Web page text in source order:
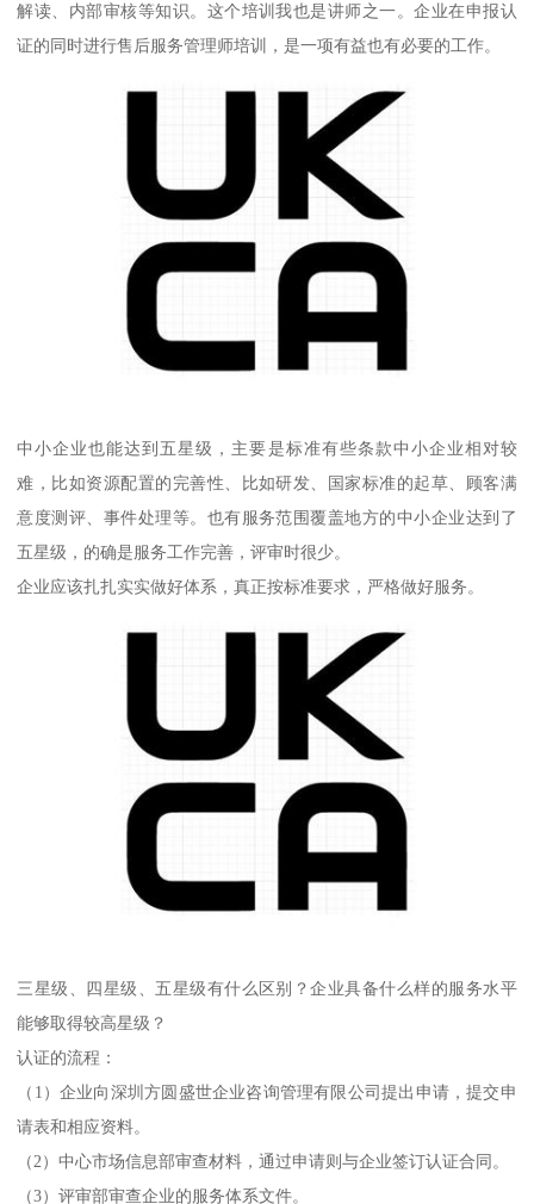
解读、内部审核等知识。这个培训我也是讲师之一。企业在申报认
证的同时进行售后服务管理师培训，是一项有益也有必要的工作。
中小企业也能达到五星级，主要是标准有些条款中小企业相对较
难，比如资源配置的完善性、比如研发、国家标准的起草、顾客满
意度测评、事件处理等。也有服务范围覆盖地方的中小企业达到了
五星级，的确是服务工作完善，评审时很少。
企业应该扎扎实实做好体系，真正按标准要求，严格做好服务。
三星级、四星级、五星级有什么区别？企业具备什么样的服务水平
能够取得较高星级？
认证的流程：
（1）企业向深圳方圆盛世企业咨询管理有限公司提出申请，提交申
请表和相应资料。
（2）中心市场信息部审查材料，通过申请则与企业签订认证合同。
（3）评审部审查企业的服务体系文件。